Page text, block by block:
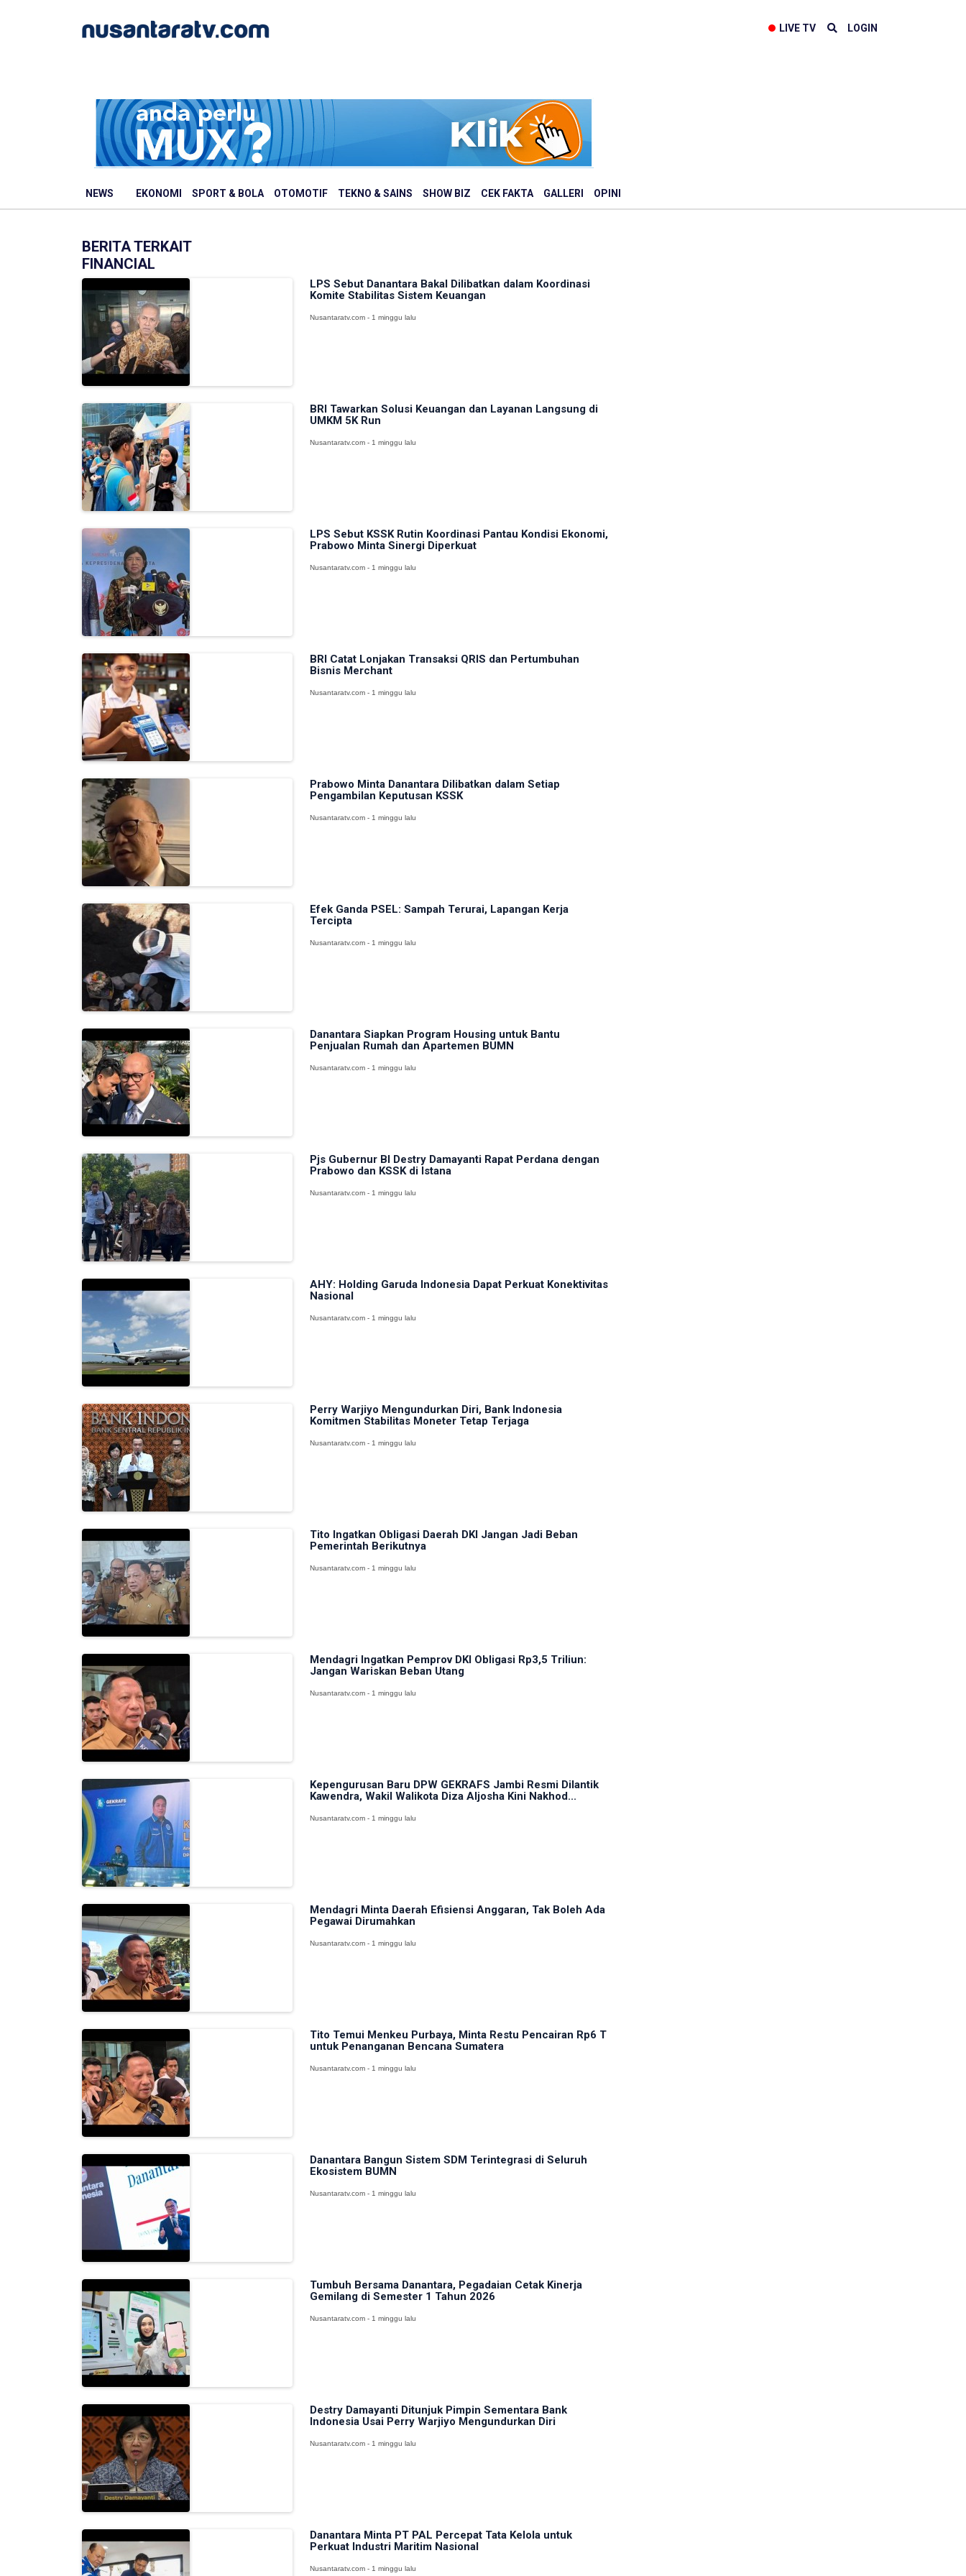
LIVE TV LOGIN
NEWS EKONOMI SPORT & BOLA OTOMOTIF TEKNO & SAINS SHOW BIZ CEK FAKTA GALLERI OPINI
BERITA TERKAIT
FINANCIAL
LPS Sebut Danantara Bakal Dilibatkan dalam Koordinasi
Komite Stabilitas Sistem Keuangan
Nusantaratv.com - 1 minggu lalu
BRI Tawarkan Solusi Keuangan dan Layanan Langsung di
UMKM 5K Run
Nusantaratv.com - 1 minggu lalu
LPS Sebut KSSK Rutin Koordinasi Pantau Kondisi Ekonomi,
Prabowo Minta Sinergi Diperkuat
Nusantaratv.com - 1 minggu lalu
BRI Catat Lonjakan Transaksi QRIS dan Pertumbuhan
Bisnis Merchant
Nusantaratv.com - 1 minggu lalu
Prabowo Minta Danantara Dilibatkan dalam Setiap
Pengambilan Keputusan KSSK
Nusantaratv.com - 1 minggu lalu
Efek Ganda PSEL: Sampah Terurai, Lapangan Kerja
Tercipta
Nusantaratv.com - 1 minggu lalu
Danantara Siapkan Program Housing untuk Bantu
Penjualan Rumah dan Apartemen BUMN
Nusantaratv.com - 1 minggu lalu
Pjs Gubernur BI Destry Damayanti Rapat Perdana dengan
Prabowo dan KSSK di Istana
Nusantaratv.com - 1 minggu lalu
AHY: Holding Garuda Indonesia Dapat Perkuat Konektivitas
Nasional
Nusantaratv.com - 1 minggu lalu
Perry Warjiyo Mengundurkan Diri, Bank Indonesia
Komitmen Stabilitas Moneter Tetap Terjaga
Nusantaratv.com - 1 minggu lalu
Tito Ingatkan Obligasi Daerah DKI Jangan Jadi Beban
Pemerintah Berikutnya
Nusantaratv.com - 1 minggu lalu
Mendagri Ingatkan Pemprov DKI Obligasi Rp3,5 Triliun:
Jangan Wariskan Beban Utang
Nusantaratv.com - 1 minggu lalu
Kepengurusan Baru DPW GEKRAFS Jambi Resmi Dilantik
Kawendra, Wakil Walikota Diza Aljosha Kini Nakhod...
Nusantaratv.com - 1 minggu lalu
Mendagri Minta Daerah Efisiensi Anggaran, Tak Boleh Ada
Pegawai Dirumahkan
Nusantaratv.com - 1 minggu lalu
Tito Temui Menkeu Purbaya, Minta Restu Pencairan Rp6 T
untuk Penanganan Bencana Sumatera
Nusantaratv.com - 1 minggu lalu
Danantara Bangun Sistem SDM Terintegrasi di Seluruh
Ekosistem BUMN
Nusantaratv.com - 1 minggu lalu
Tumbuh Bersama Danantara, Pegadaian Cetak Kinerja
Gemilang di Semester 1 Tahun 2026
Nusantaratv.com - 1 minggu lalu
Destry Damayanti Ditunjuk Pimpin Sementara Bank
Indonesia Usai Perry Warjiyo Mengundurkan Diri
Nusantaratv.com - 1 minggu lalu
Danantara Minta PT PAL Percepat Tata Kelola untuk
Perkuat Industri Maritim Nasional
Nusantaratv.com - 1 minggu lalu